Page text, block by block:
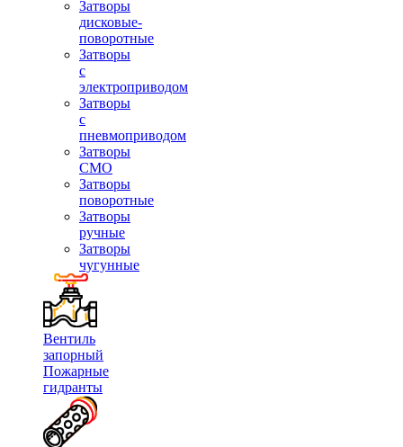
Затворы
дисковые-
поворотные
Затворы
с
электроприводом
Затворы
с
пневмоприводом
Затворы
СМО
Затворы
поворотные
Затворы
ручные
Затворы
чугунные
Вентиль
запорный
Пожарные
гидранты